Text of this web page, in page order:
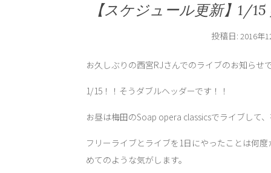
【スケジュール更新】1/
投稿日: 2016年
お久しぶりの西宮RJさんでのライブのお知らせ
1/15！！そうダブルヘッダーです！！
お昼は梅田のSoap opera classicsでライブして
フリーライブとライブを1日にやったことは何
めてのような気がします。